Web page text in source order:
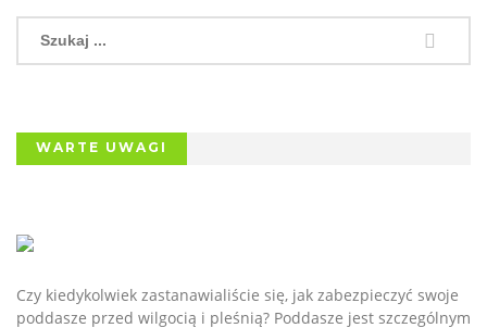
WARTE UWAGI
Czy kiedykolwiek zastanawialiście się, jak zabezpieczyć swoje
poddasze przed wilgocią i pleśnią? Poddasze jest szczególnym